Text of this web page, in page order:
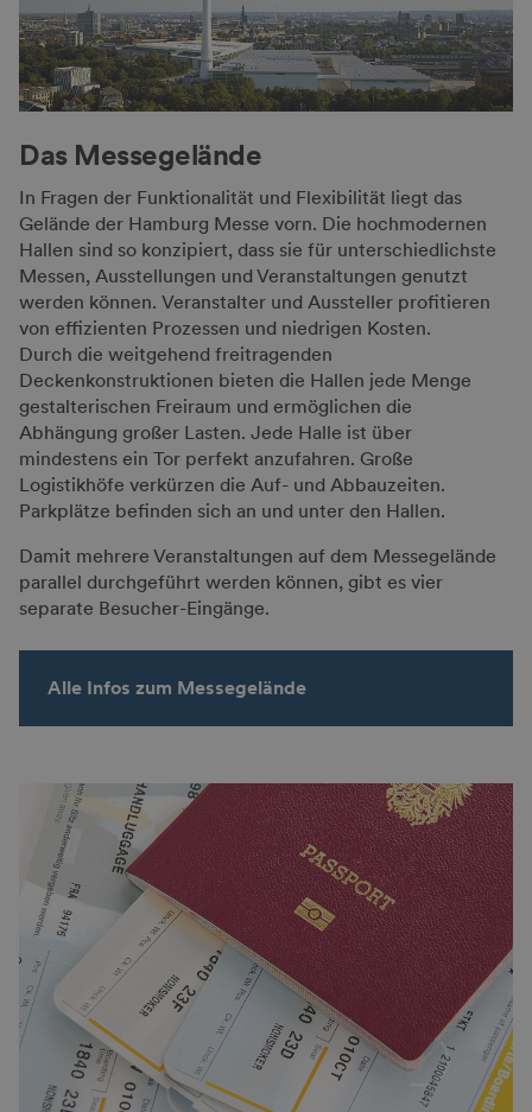
Das Messegelände
In Fragen der Funktionalität und Flexibilität liegt das
Gelände der Hamburg Messe vorn. Die hochmodernen
Hallen sind so konzipiert, dass sie für unterschiedlichste
Messen, Ausstellungen und Veranstaltungen genutzt
werden können. Veranstalter und Aussteller profitieren
von effizienten Prozessen und niedrigen Kosten.
Durch die weitgehend freitragenden
Deckenkonstruktionen bieten die Hallen jede Menge
gestalterischen Freiraum und ermöglichen die
Abhängung großer Lasten. Jede Halle ist über
mindestens ein Tor perfekt anzufahren. Große
Logistikhöfe verkürzen die Auf- und Abbauzeiten.
Parkplätze befinden sich an und unter den Hallen.
Damit mehrere Veranstaltungen auf dem Messegelände
parallel durchgeführt werden können, gibt es vier
separate Besucher-Eingänge.
Alle Infos zum Messegelände